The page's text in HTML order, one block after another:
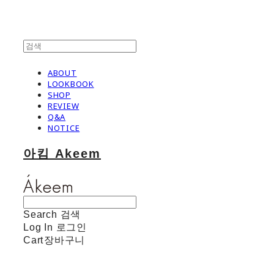
ABOUT
LOOKBOOK
SHOP
REVIEW
Q&A
NOTICE
아킴 Akeem
Search 검색
Log In 로그인
Cart장바구니